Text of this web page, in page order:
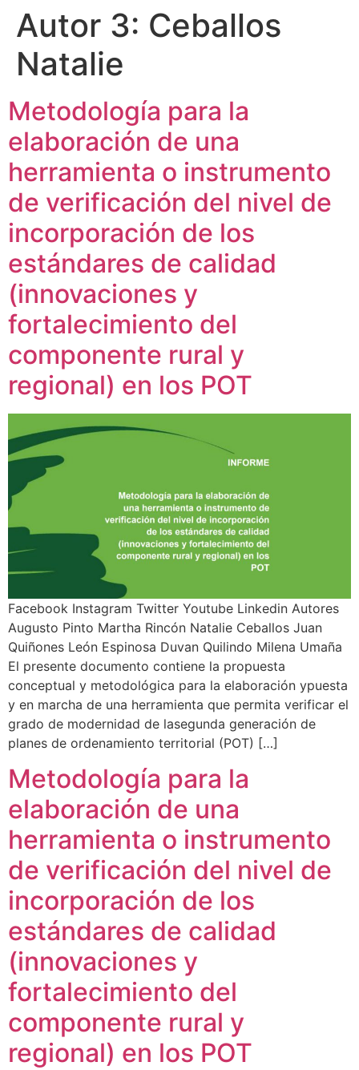
Autor 3: Ceballos
Natalie
Metodología para la
elaboración de una
herramienta o instrumento
de verificación del nivel de
incorporación de los
estándares de calidad
(innovaciones y
fortalecimiento del
componente rural y
regional) en los POT
Facebook Instagram Twitter Youtube Linkedin Autores
Augusto Pinto Martha Rincón Natalie Ceballos Juan
Quiñones León Espinosa Duvan Quilindo Milena Umaña
El presente documento contiene la propuesta
conceptual y metodológica para la elaboración ypuesta
y en marcha de una herramienta que permita verificar el
grado de modernidad de lasegunda generación de
planes de ordenamiento territorial (POT) […]
Metodología para la
elaboración de una
herramienta o instrumento
de verificación del nivel de
incorporación de los
estándares de calidad
(innovaciones y
fortalecimiento del
componente rural y
regional) en los POT